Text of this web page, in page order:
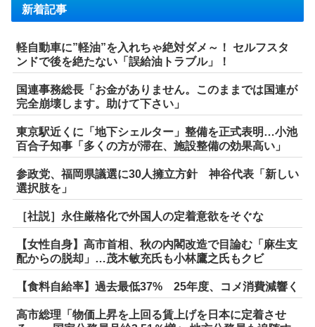
新着記事
軽自動車に”軽油”を入れちゃ絶対ダメ～！ セルフスタ
ンドで後を絶たない「誤給油トラブル」！
国連事務総長「お金がありません。このままでは国連が
完全崩壊します。助けて下さい」
東京駅近くに「地下シェルター」整備を正式表明…小池
百合子知事「多くの方が滞在、施設整備の効果高い」
参政党、福岡県議選に30人擁立方針 神谷代表「新しい
選択肢を」
［社説］永住厳格化で外国人の定着意欲をそぐな
【女性自身】高市首相、秋の内閣改造で目論む「麻生支
配からの脱却」…茂木敏充氏も小林鷹之氏もクビ
【食料自給率】過去最低37% 25年度、コメ消費減響く
高市総理「物価上昇を上回る賃上げを日本に定着させ